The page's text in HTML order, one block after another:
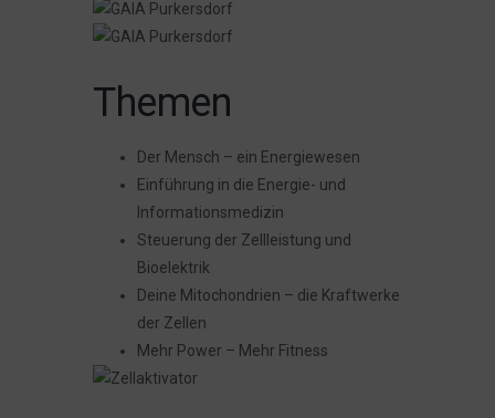
Themen
Der Mensch – ein Energiewesen
Einführung in die Energie- und
Informationsmedizin
Steuerung der Zellleistung und
Bioelektrik
Deine Mitochondrien – die Kraftwerke
der Zellen
Mehr Power – Mehr Fitness